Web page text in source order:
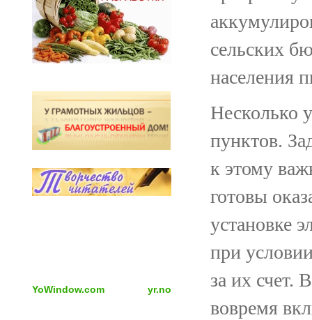
YoWindow.com yr.no
сельских
населения
Несколько
пунктов.
к этому
готовы
установке
при
за их счет.
вовремя